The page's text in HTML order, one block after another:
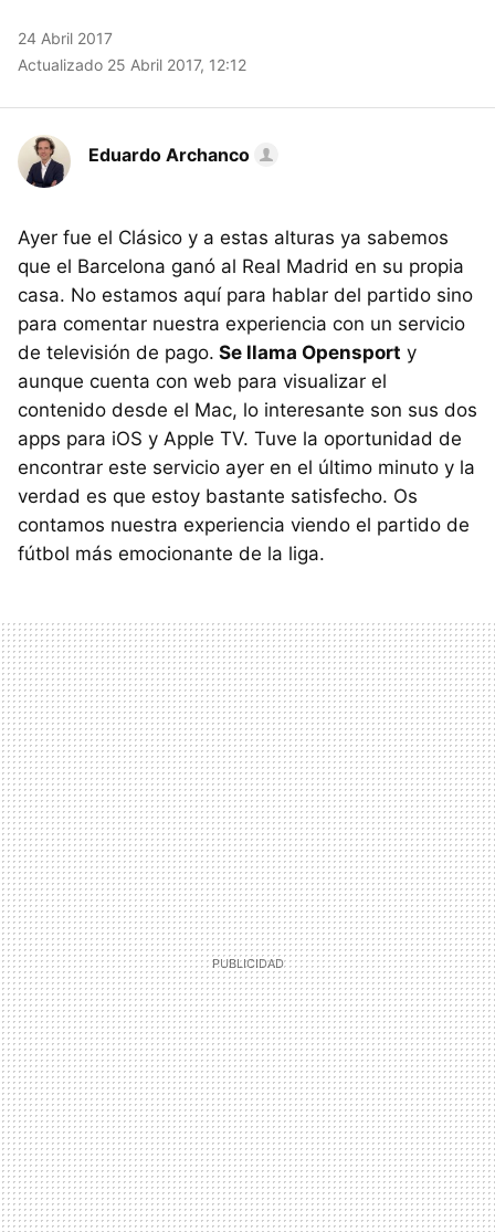
24 Abril 2017
Actualizado 25 Abril 2017, 12:12
Eduardo Archanco
Ayer fue el Clásico y a estas alturas ya sabemos
que el Barcelona ganó al Real Madrid en su propia
casa. No estamos aquí para hablar del partido sino
para comentar nuestra experiencia con un servicio
de televisión de pago. Se llama Opensport y
aunque cuenta con web para visualizar el
contenido desde el Mac, lo interesante son sus dos
apps para iOS y Apple TV. Tuve la oportunidad de
encontrar este servicio ayer en el último minuto y la
verdad es que estoy bastante satisfecho. Os
contamos nuestra experiencia viendo el partido de
fútbol más emocionante de la liga.